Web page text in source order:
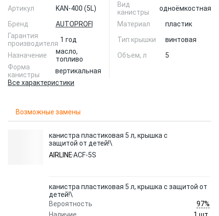
Артикул
KAN-400 (5L)
Бренд
AUTOPROFI
Гарантия
производителя 1 год
Назначение
масло,
топливо
Форма
канистры
вертикальная
Вид
канистры
одноёмкостная
Материал
пластик
Тип крышки
винтовая
Объем, л
5
Все характеристики
Возможные замены
канистра пластиковая 5 л, крышка с
защитой от детей!\
AIRLINEACF-5S
канистра пластиковая 5 л, крышка с защитой от
детей!\
Вероятность
97%